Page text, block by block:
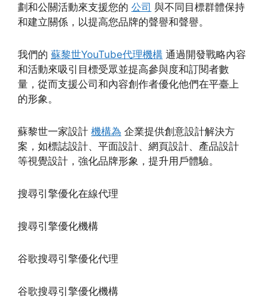
劃和公關活動來支援您的 公司 與不同目標群體保持
和建立關係，以提高您品牌的聲譽和聲譽。
我們的 蘇黎世YouTube代理機構 通過開發戰略內容
和活動來吸引目標受眾並提高參與度和訂閱者數
量，從而支援公司和內容創作者優化他們在平臺上
的形象。
蘇黎世一家設計 機構為 企業提供創意設計解決方
案，如標誌設計、平面設計、網頁設計、產品設計
等視覺設計，強化品牌形象，提升用戶體驗。
搜尋引擎優化在線代理
搜尋引擎優化機構
谷歌搜尋引擎優化代理
谷歌搜尋引擎優化機構